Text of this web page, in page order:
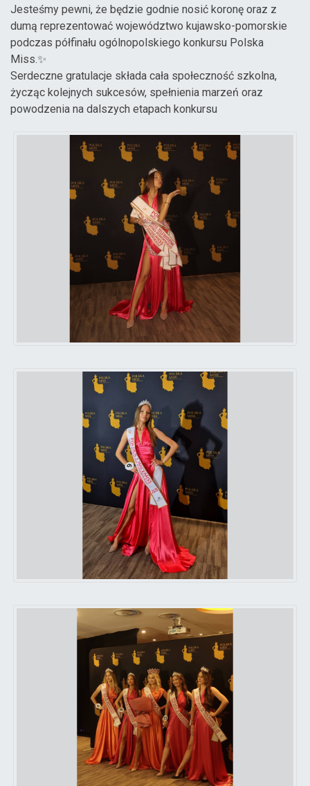
Jesteśmy pewni, że będzie godnie nosić koronę oraz z
dumą reprezentować województwo kujawsko-pomorskie
podczas półfinału ogólnopolskiego konkursu Polska
Miss.✨
Serdeczne gratulacje składa cała społeczność szkolna,
życząc kolejnych sukcesów, spełnienia marzeń oraz
powodzenia na dalszych etapach konkursu